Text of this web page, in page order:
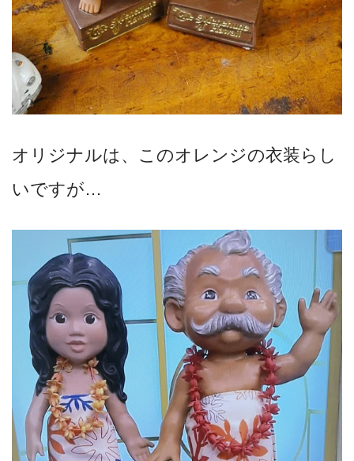
オリジナルは、このオレンジの衣装らし
いですが…